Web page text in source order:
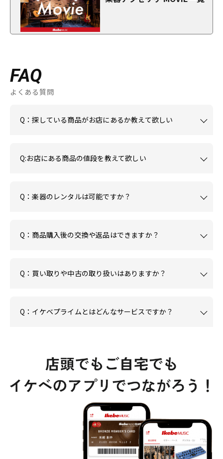
FAQ
よくある質問
Q：探している商品がお店にあるか教えて欲しい
Q:お店にある商品の値段を教えて欲しい
Q：楽器のレンタルは可能ですか？
Q：商品購入後の交換や返品はできますか？
Q：買い取りや中古の取り扱いはありますか？
Q：イケベプライムとはどんなサービスですか？